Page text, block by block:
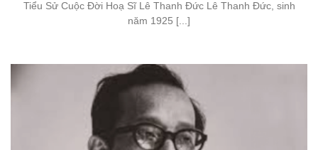
Tiểu Sử Cuộc Đời Hoạ Sĩ Lê Thanh Đức Lê Thanh Đức, sinh
năm 1925 [...]